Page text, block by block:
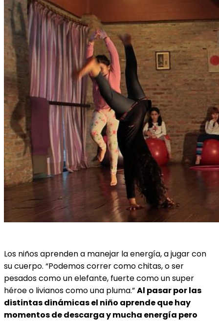
Los niños aprenden a manejar la energía, a jugar con
su cuerpo. “Podemos correr como chitas, o ser
pesados como un elefante, fuerte como un super
héroe o livianos como una pluma.”Al pasar por las
distintas dinámicas el niño aprende que hay
momentos de descarga y mucha energía pero